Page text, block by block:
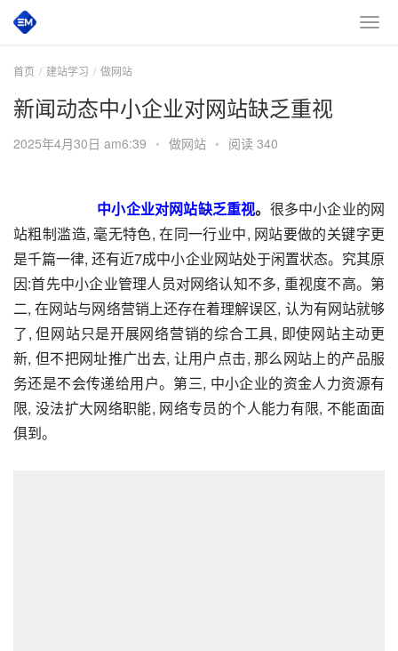
首页 建站学习 做网站
新闻动态中小企业对网站缺乏重视
2025年4月30日 am6:39 • 做网站 • 阅读 340
中小企业对网站缺乏重视。 很多中小企业的网
站粗制滥造, 毫无特色, 在同一行业中, 网站要做的关键字更
是千篇一律, 还有近7成中小企业网站处于闲置状态。究其原
因:首先中小企业管理人员对网络认知不多, 重视度不高。第
二, 在网站与网络营销上还存在着理解误区, 认为有网站就够
了, 但网站只是开展网络营销的综合工具, 即使网站主动更
新, 但不把网址推广出去, 让用户点击, 那么网站上的产品服
务还是不会传递给用户。第三, 中小企业的资金人力资源有
限, 没法扩大网络职能, 网络专员的个人能力有限, 不能面面
俱到。